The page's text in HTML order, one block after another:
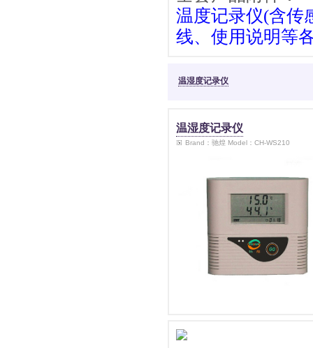
温度记录仪(含传
线、使用说明等
温湿度记录仪
温湿度记录仪
Brand：驰煌 Model：CH-WS210